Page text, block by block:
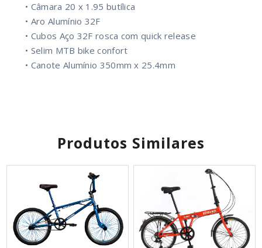
• Câmara 20 x 1.95 butílica
• Aro Alumínio 32F
• Cubos Aço 32F rosca com quick release
• Selim MTB bike confort
• Canote Alumínio 350mm x 25.4mm
Produtos Similares